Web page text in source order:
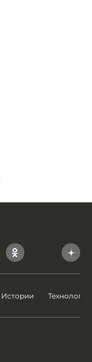
Истории Технологии